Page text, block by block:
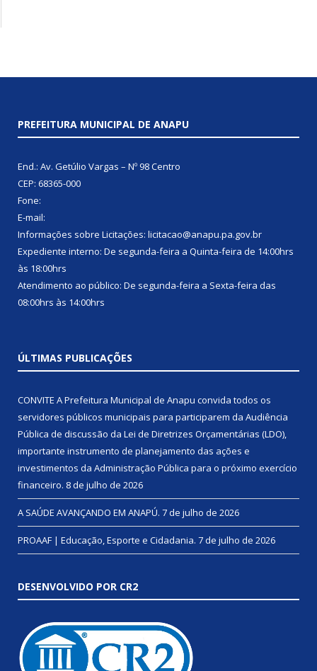
PREFEITURA MUNICIPAL DE ANAPU
End.: Av. Getúlio Vargas – Nº 98 Centro
CEP: 68365-000
Fone:
E-mail:
Informações sobre Licitações: licitacao@anapu.pa.gov.br
Expediente interno: De segunda-feira a Quinta-feira de 14:00hrs
às 18:00hrs
Atendimento ao público: De segunda-feira a Sexta-feira das
08:00hrs às 14:00hrs
ÚLTIMAS PUBLICAÇÕES
CONVITE A Prefeitura Municipal de Anapu convida todos os
servidores públicos municipais para participarem da Audiência
Pública de discussão da Lei de Diretrizes Orçamentárias (LDO),
importante instrumento de planejamento das ações e
investimentos da Administração Pública para o próximo exercício
financeiro. 8 de julho de 2026
A SAÚDE AVANÇANDO EM ANAPÚ. 7 de julho de 2026
PROAAF | Educação, Esporte e Cidadania. 7 de julho de 2026
DESENVOLVIDO POR CR2